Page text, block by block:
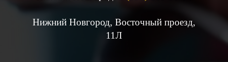
Нижний Новгород, Восточный проезд,
11Л